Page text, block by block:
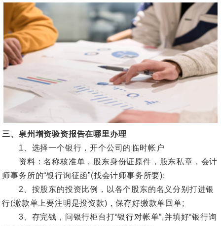
三、泉州增资验资报告在哪里办理
1、选择一个银行，开个公司的临时帐户
资料：名称核准单，股东身份证原件，股东私章，会计
师事务所的“银行询征函”(找会计师事务所要);
2、按股东的投资比例，以各个股东的名义分别打进银
行(缴款单上要注明是投资款)，保存好缴款单回单;
3、存完钱，问银行柜台打“银行对帐单”,并填好“银行询